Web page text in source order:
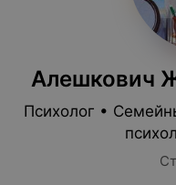
Алешкович
Психолог •